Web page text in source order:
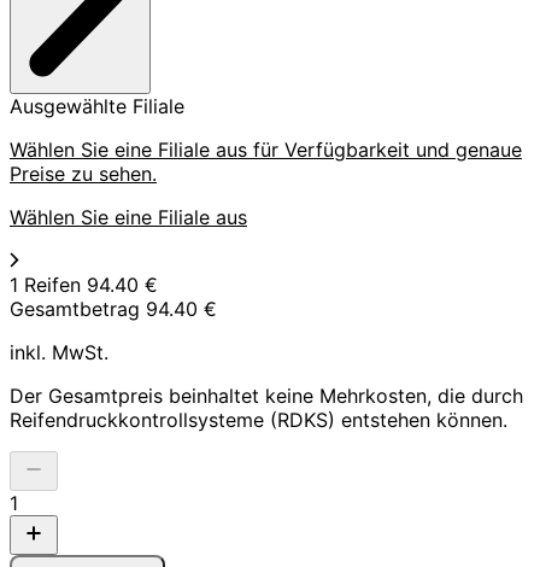
Ausgewählte Filiale
Wählen Sie eine Filiale aus für Verfügbarkeit und genaue
Preise zu sehen.
Wählen Sie eine Filiale aus
1 Reifen 94.40 €
Gesamtbetrag 94.40 €
inkl. MwSt.
Der Gesamtpreis beinhaltet keine Mehrkosten, die durch
Reifendruckkontrollsysteme (RDKS) entstehen können.
1